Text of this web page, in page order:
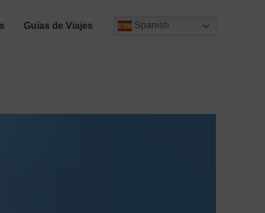
Guías de Viajes Spanish